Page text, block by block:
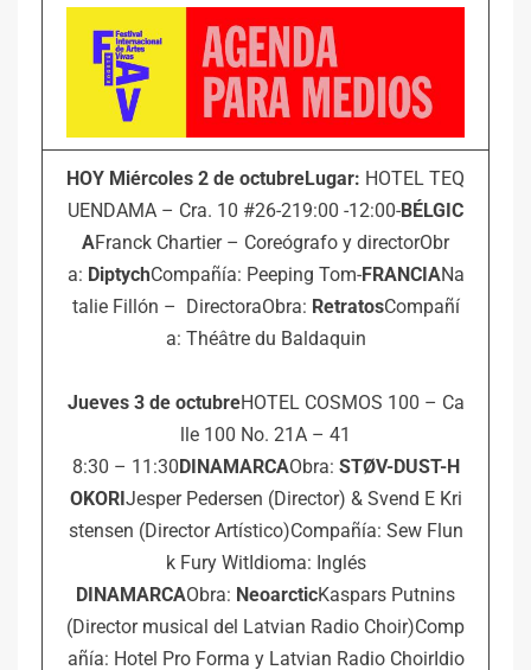
HOY Miércoles 2 de octubreLugar: HOTEL TEQ
UENDAMA – Cra. 10 #26-219:00 -12:00-BÉLGIC
AFranck Chartier – Coreógrafo y directorObr
a: DiptychCompañía: Peeping Tom-FRANCIANa
talie Fillón – DirectoraObra: RetratosCompañí
a: Théâtre du Baldaquin
Jueves 3 de octubreHOTEL COSMOS 100 – Ca
lle 100 No. 21A – 41
8:30 – 11:30DINAMARCAObra: STØV-DUST-H
OKORIJesper Pedersen (Director) & Svend E Kri
stensen (Director Artístico)Compañía: Sew Flun
k Fury WitIdioma: Inglés
DINAMARCAObra: NeoarcticKaspars Putnins
(Director musical del Latvian Radio Choir)Comp
añía: Hotel Pro Forma y Latvian Radio ChoirIdio